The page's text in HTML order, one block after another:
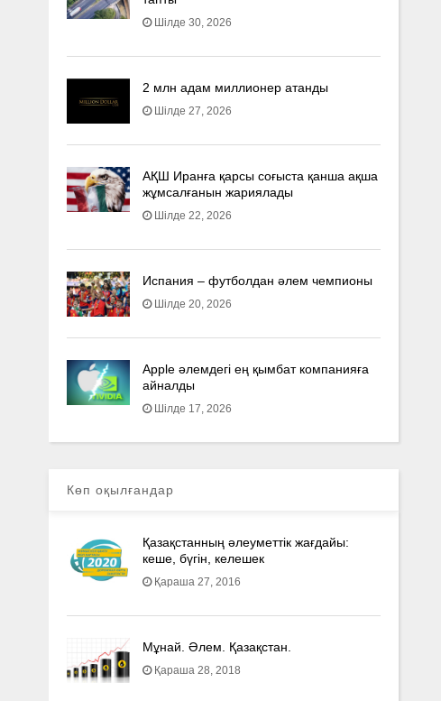
Шілде 30, 2026
2 млн адам миллионер атанды
Шілде 27, 2026
АҚШ Иранға қарсы соғыста қанша ақша
жұмсалғанын жариялады
Шілде 22, 2026
Испания – футболдан әлем чемпионы
Шілде 20, 2026
Apple әлемдегі ең қымбат компанияға
айналды
Шілде 17, 2026
Көп оқылғандар
Қазақстанның әлеуметтік жағдайы:
кеше, бүгін, келешек
Қараша 27, 2016
Мұнай. Әлем. Қазақстан.
Қараша 28, 2018